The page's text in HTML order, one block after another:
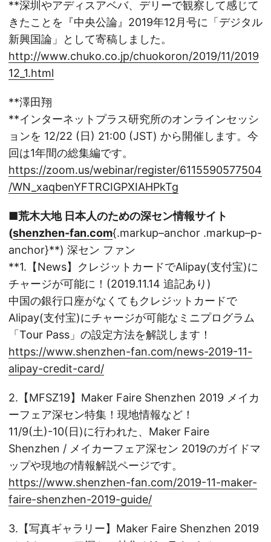
**深圳やアディスアベバ、デリーで観察して感じて
きたことを『中央公論』2019年12月号に「デジタル
新興国論」として寄稿しました。
http://www.chuko.co.jp/chuokoron/2019/11/2019
12_1.html
**澤田翔
**インターネットプラス研究所のオンラインセッシ
ョンを 12/22 (日) 21:00 (JST) から開催します。今
回は1年間の総集編です。
https://zoom.us/webinar/register/6115590577504
/WN_xaqbenYFTRCIGPXIAHPkTg
■荒木大地 日本人のための深セン情報サイト
(shenzhen-fan.com{.markup–anchor .markup–p-
anchor}**) 深セン ファン
**1.【News】クレジットカードでAlipay(支付宝)に
チャージが可能に！(2019.11.14 追記あり)
中国の銀行口座がなくてもクレジットカードで
Alipay(支付宝)にチャージが可能なミニプログラム
「Tour Pass」の設定方法を解説します！
https://www.shenzhen-fan.com/news-2019-11-
alipay-credit-card/
2.【MFSZ19】Maker Faire Shenzhen 2019 メイカ
ーフェア深セン特集！現地情報など！
11/9(土)-10(日)に行われた、Maker Faire
Shenzhen / メイカーフェア深セン 2019のガイドマ
ップや現地の情報解説ページです。
https://www.shenzhen-fan.com/2019-11-maker-
faire-shenzhen-2019-guide/
3.【写真ギャラリー】Maker Faire Shenzhen 2019